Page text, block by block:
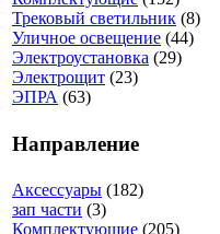
Трековый светильник (8)
Уличное освещение (44)
Электроустановка (29)
Электрощит (23)
ЭПРА (63)
Направление
Аксессуары (182)
зап части (3)
Комплектующие (205)